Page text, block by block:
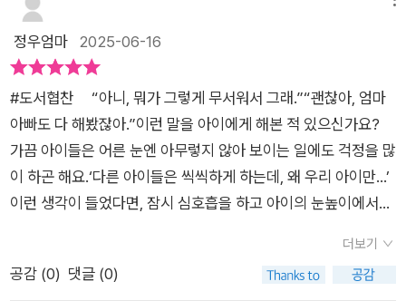
생생하게 담겨 있어,아이들이 “이거 내 얘기 같아!” 하며자연스
럽게 공감할 수 있어요. 책을 통해 아이는“내가 왜 이렇게 걱정
되는지”를 이해하고,“그래도 괜찮아” 하고 스스로를 받아들이는
책은 아니에요.하지만 아이가 자신의 감정을 있는 그대로 받아들
이고,조금씩 앞으로 나아갈 수 있도록다정하게 속삭이며 용기를
건네주는 책입니다. 조금 겁이 많아도, 걱정이 많아도 괜찮아요.
불안을 잘 다룰 수 있다면,그 안에는 분명 좋은 점도 참 많거든요.
심리그림책 #마음처방전 #그림책추천 #엄마마음#어린이그림
책 #책읽는엄마 #육아도서 #책소개 #신간
정우엄마 2025-06-16
#도서협찬 “아니, 뭐가 그렇게 무서워서 그래.”“괜찮아, 엄마
아빠도 다 해봤잖아.”이런 말을 아이에게 해본 적 있으신가요?
가끔 아이들은 어른 눈엔 아무렇지 않아 보이는 일에도 걱정을 많
이 하곤 해요.‘다른 아이들은 씩씩하게 하는데, 왜 우리 아이만…’
이런 생각이 들었다면, 잠시 심호흡을 하고 아이의 눈높이에서
움이 되는 책, [불안이 사르르 사라지는 그림책]을 소개합니다.
📌 겁이 많고 걱정이 많은 우리 아이, 왜 그럴까요?이 책은 아이
더보기
공감 (0) 댓글 (0)